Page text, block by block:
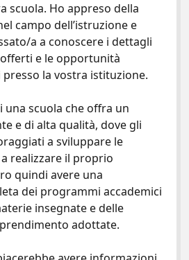
scuola. Ho appreso della
campo dell’istruzione e
a a conoscere i dettagli
e le opportunità
la vostra istituzione.
una scuola che offra un
e di alta qualità, dove gli
a sviluppare le
realizzare il proprio
quindi avere una
dei programmi accademici
insegnate e delle
adottate.